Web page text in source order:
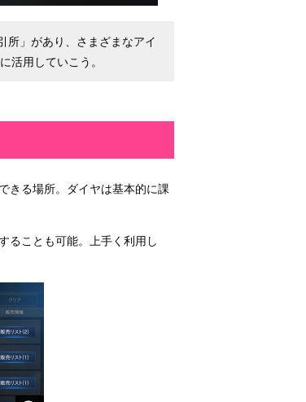
所」があり、さまざまなアイ
活用していこう。
きる場所。ダイヤは基本的に課
ることも可能。上手く利用し